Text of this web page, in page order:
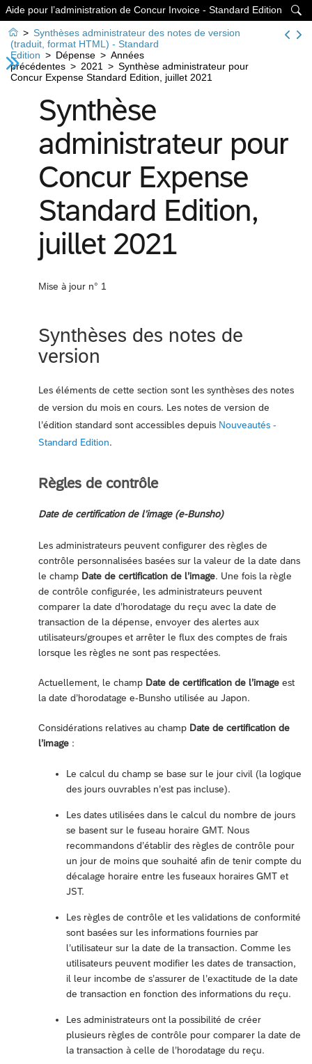

Aide pour l’administration de Concur Invoice - Standard Edition
 > Synthèses administrateur des notes de version
(traduit, format HTML) - Standard
Edition > Dépense > Années
précédentes > 2021 > Synthèse administrateur pour
Concur Expense Standard Edition, juillet 2021
Synthèse
administrateur pour
Concur Expense
Standard Edition,
juillet 2021
Mise à jour n° 1
Synthèses des notes de
version
Les éléments de cette section sont les synthèses des notes
de version du mois en cours. Les notes de version de
l’édition standard sont accessibles depuis Nouveautés -
Standard Edition.
Règles de contrôle
Date de certification de l’image (e-Bunsho)
Les administrateurs peuvent configurer des règles de
contrôle personnalisées basées sur la valeur de la date dans
le champ Date de certification de l’image. Une fois la règle
de contrôle configurée, les administrateurs peuvent
comparer la date d’horodatage du reçu avec la date de
transaction de la dépense, envoyer des alertes aux
utilisateurs/groupes et arrêter le flux des comptes de frais
lorsque les règles ne sont pas respectées.
Actuellement, le champ Date de certification de l’image est
la date d’horodatage e-Bunsho utilisée au Japon.
Considérations relatives au champ Date de certification de
l’image :
Le calcul du champ se base sur le jour civil (la logique
des jours ouvrables n’est pas incluse).
Les dates utilisées dans le calcul du nombre de jours
se basent sur le fuseau horaire GMT. Nous
recommandons d’établir des règles de contrôle pour
un jour de moins que souhaité afin de tenir compte du
décalage horaire entre les fuseaux horaires GMT et
JST.
Les règles de contrôle et les validations de conformité
sont basées sur les informations fournies par
l’utilisateur sur la date de la transaction. Comme les
utilisateurs peuvent modifier les dates de transaction,
il leur incombe de s’assurer de l’exactitude de la date
de transaction en fonction des informations du reçu.
Les administrateurs ont la possibilité de créer
plusieurs règles de contrôle pour comparer la date de
la transaction à celle de l’horodatage du reçu.